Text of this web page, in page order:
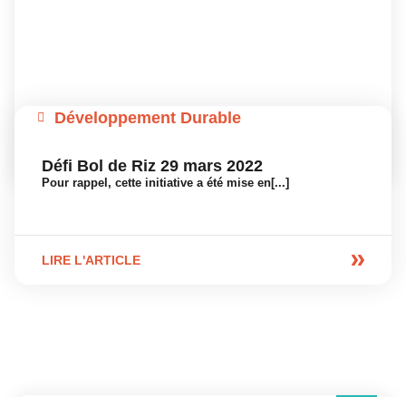
Développement Durable
Défi Bol de Riz 29 mars 2022
Pour rappel, cette initiative a été mise en[...]
LIRE L'ARTICLE